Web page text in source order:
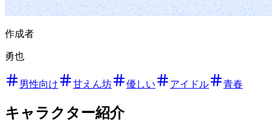
作成者
勇也
男性向け 甘えん坊 優しい アイドル 青春
キャラクター紹介